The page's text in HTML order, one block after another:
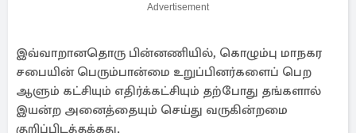
Advertisement
இவ்வாறானதொரு பின்னணியில், கொழும்பு மாநகர
சபையின் பெரும்பான்மை உறுப்பினர்களைப் பெற
ஆளும் கட்சியும் எதிர்க்கட்சியும் தற்போது தங்களால்
இயன்ற அனைத்தையும் செய்து வருகின்றமை
குறிப்பிடத்தக்கது.